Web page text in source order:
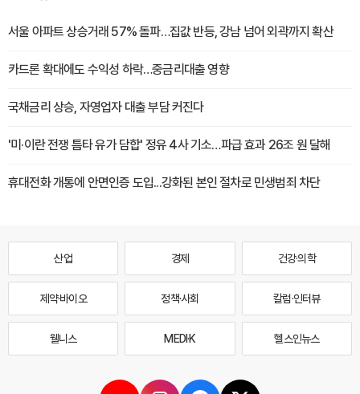
서울 아파트 상승거래 57% 돌파…집값 반등, 강남 넘어 외곽까지 확산
카드론 확대에도 수익성 하락…중금리대출 영향
국채금리 상승, 자영업자 대출 부담 커진다
'미·이란 전쟁 틈타 유가 담합' 정유 4사 기소…파급 효과 26조 원 달해
휴대전화 개통에 안면인증 도입...강화된 본인 절차로 민생범죄 차단
산업 경제 건강·의학
제약·바이오 정책·사회 칼럼·인터뷰
웰니스 MEDI·K 헬스인뉴스